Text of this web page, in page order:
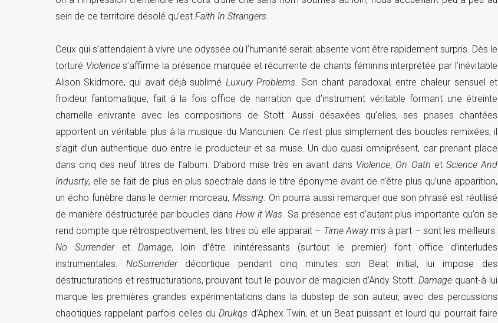
sein de ce territoire désolé qu’est Faith In Strangers
Ceux qui s’attendaient à vivre une odyssée où l’humanité serait absente vont être rapidement surpris. Dès le
torturé Violences’affirme la présence marquée et récurrente de chants féminins interprétée par l’inévitable
Alison Skidmore, qui avait déjà sublimé Luxury Problems . Son chant paradoxal, entre chaleur sensuel et
froideur fantomatique, fait à la fois office de narration que d’instrument véritable formant une étreinte
charnelle enivrante avec les compositions de Stott. Aussi désaxées qu’elles, ses phases chantées
apportent un véritable plus à la musique du Mancunien. Ce n’est plus simplement des boucles remixées, il
s’agit d’un authentique duo entre le producteur et sa muse. Un duo quasi omniprésent, car prenant place
dans cinq des neuf titres de l’album. D’abord mise très en avant dans Violence, On Oath et Science And
Indusrty, elle se fait de plus en plus spectrale dans le titre éponyme avant de n’être plus qu’une apparition,
un écho funèbre dans le dernier morceau, Missing . On pourra aussi remarquer que son phrasé est réutilisé
de manière déstructurée par boucles dans How it Was . Sa présence est d’autant plus importante qu’on se
rend compte que rétrospectivement, les titres où elle apparait – Time Awaymis à part – sont les meilleurs.
No Surrenderet Damage, loin d’être inintéressants (surtout le premier) font office d’interludes
instrumentales. NoSurrenderdécortique pendant cinq minutes son Beat initial, lui impose des
déstructurations et restructurations, prouvant tout le pouvoir de magicien d’Andy Stott.Damage quant-à lui
marque les premières grandes expérimentations dans la dubstep de son auteur, avec des percussions
chaotiques rappelant parfois celles duDrukqs d’Aphex Twin, et un Beat puissant et lourd qui pourrait faire